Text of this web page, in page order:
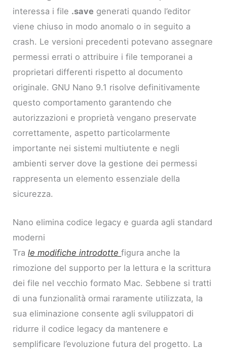
interessa i file .save generati quando l’editor
viene chiuso in modo anomalo o in seguito a
crash. Le versioni precedenti potevano assegnare
permessi errati o attribuire i file temporanei a
proprietari differenti rispetto al documento
originale. GNU Nano 9.1 risolve definitivamente
questo comportamento garantendo che
autorizzazioni e proprietà vengano preservate
correttamente, aspetto particolarmente
importante nei sistemi multiutente e negli
ambienti server dove la gestione dei permessi
rappresenta un elemento essenziale della
sicurezza.
Nano elimina codice legacy e guarda agli standard
moderni
Trale modifiche introdottefigura anche la
rimozione del supporto per la lettura e la scrittura
dei file nel vecchio formato Mac. Sebbene si tratti
di una funzionalità ormai raramente utilizzata, la
sua eliminazione consente agli sviluppatori di
ridurre il codice legacy da mantenere e
semplificare l’evoluzione futura del progetto. La